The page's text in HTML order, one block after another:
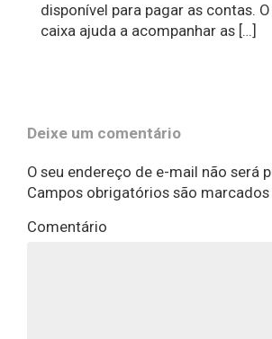
disponível para pagar as contas.
caixa ajuda a acompanhar as […]
Deixe um comentário
O seu endereço de e-mail não será
Campos obrigatórios são
Comentário